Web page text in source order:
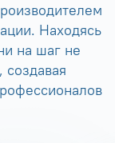
Находясь
на шаг не
создавая